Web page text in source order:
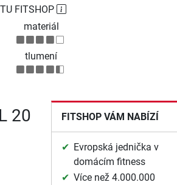
FITSHOP
materiál
tlumení
20 FITSHOP VÁM NABÍZÍ
Evropská jednička v
domácím fitness
Více než 4.000.000